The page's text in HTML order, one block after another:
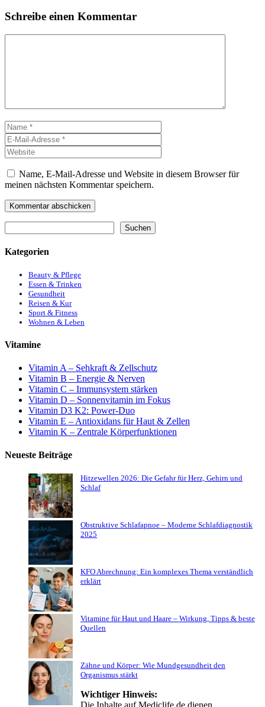
Schreibe einen Kommentar
Name
Mail-
Adresse
Name, E-Mail-Adresse und Website in diesem Browser für
meinen nächsten Kommentar speichern.
Suchen
Kategorien
Beauty & Pflege
Essen & Trinken
Gesundheit
Reisen & Kur
Sport & Fitness
Wohnen & Leben
Vitamine
Vitamin A – Sehkraft & Zellschutz
Vitamin B – Energie & Nerven
Vitamin C – Immunsystem stärken
Vitamin D – Sonnenvitamin im Fokus
Vitamin D3 K2: Power-Duo
Vitamin E – Antioxidans für Haut & Zellen
Vitamin K – Zentrale Körperfunktionen
Neueste Beiträge
Hitzewellen 2026: Die Gefahr für Herz, Gehirn und
Schlaf
Obstruktive Schlafapnoe – Moderne Schlafdiagnostik
2025
KFO Abrechnung: Ein komplexes Thema verständlich
erklärt
Vitamine für Haut und Haare – Wirkung, Tipps & beste
Quellen
Zähne und Körper: Wie Mundgesundheit den
Organismus stärkt
Wichtiger Hinweis:
Die Inhalte auf Mediclife.de dienen